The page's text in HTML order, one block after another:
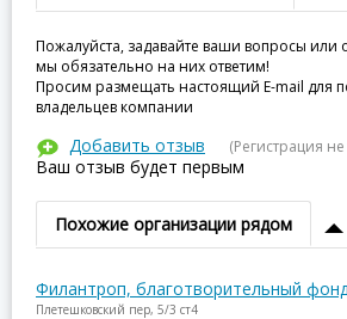
Пожалуйста, задавайте ваши вопросы или
мы обязательно на них ответим!
Просим размещать настоящий E-mail для
владельцев компании
Добавить отзыв (Регистрация не
Ваш отзыв будет первым
Похожие организации рядом
Филантроп, благотворительный
Плетешковский пер, 5/3 ст4